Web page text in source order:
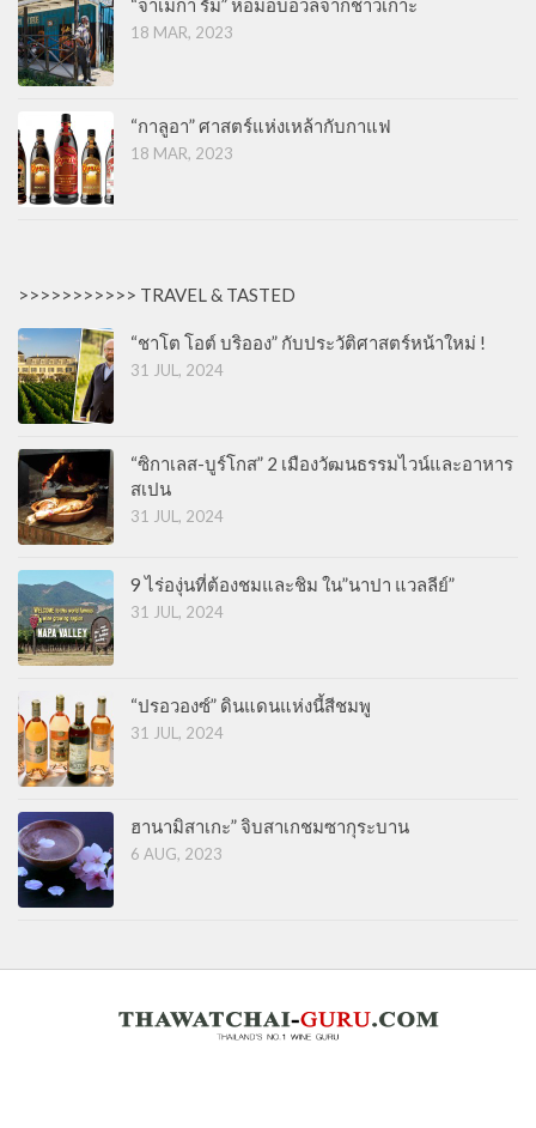
“จาเมกา รัม” หอมอบอวลจากชาวเกาะ
18 MAR, 2023
“กาลูอา” ศาสตร์แห่งเหล้ากับกาแฟ
18 MAR, 2023
>>>>>>>>>>> TRAVEL & TASTED
“ชาโต โอต์ บริออง” กับประวัติศาสตร์หน้าใหม่ !
31 JUL, 2024
“ซิกาเลส-บูร์โกส” 2 เมืองวัฒนธรรมไวน์และอาหาร
สเปน
31 JUL, 2024
9 ไร่องุ่นที่ต้องชมและชิม ใน”นาปา แวลลีย์”
31 JUL, 2024
“ปรอวองซ์” ดินแดนแห่งนี้สีชมพู
31 JUL, 2024
ฮานามิสาเกะ” จิบสาเกชมซากุระบาน
6 AUG, 2023